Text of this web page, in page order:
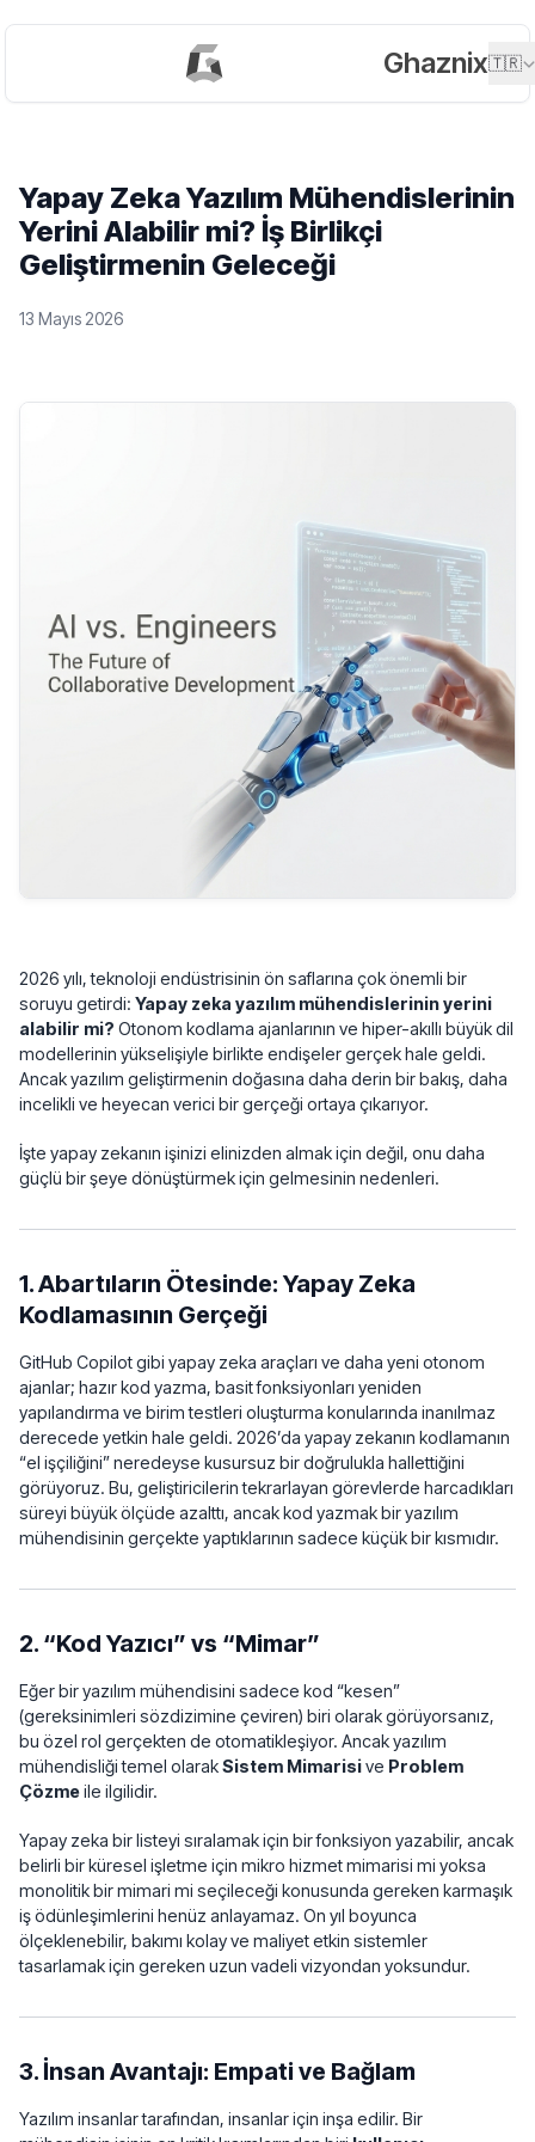
Ghaznix🇹🇷
Yapay Zeka Yazılım Mühendislerinin
Yerini Alabilir mi? İş Birlikçi
Geliştirmenin Geleceği
13 Mayıs 2026
2026 yılı, teknoloji endüstrisinin ön saflarına çok önemli bir
soruyu getirdi: Yapay zeka yazılım mühendislerinin yerini
alabilir mi? Otonom kodlama ajanlarının ve hiper-akıllı büyük dil
modellerinin yükselişiyle birlikte endişeler gerçek hale geldi.
Ancak yazılım geliştirmenin doğasına daha derin bir bakış, daha
incelikli ve heyecan verici bir gerçeği ortaya çıkarıyor.
İşte yapay zekanın işinizi elinizden almak için değil, onu daha
güçlü bir şeye dönüştürmek için gelmesinin nedenleri.
1. Abartıların Ötesinde: Yapay Zeka
Kodlamasının Gerçeği
GitHub Copilot gibi yapay zeka araçları ve daha yeni otonom
ajanlar; hazır kod yazma, basit fonksiyonları yeniden
yapılandırma ve birim testleri oluşturma konularında inanılmaz
derecede yetkin hale geldi. 2026’da yapay zekanın kodlamanın
“el işçiliğini” neredeyse kusursuz bir doğrulukla hallettiğini
görüyoruz. Bu, geliştiricilerin tekrarlayan görevlerde harcadıkları
süreyi büyük ölçüde azalttı, ancak kod yazmak bir yazılım
mühendisinin gerçekte yaptıklarının sadece küçük bir kısmıdır.
2. “Kod Yazıcı” vs “Mimar”
Eğer bir yazılım mühendisini sadece kod “kesen”
(gereksinimleri sözdizimine çeviren) biri olarak görüyorsanız,
bu özel rol gerçekten de otomatikleşiyor. Ancak yazılım
mühendisliği temel olarakSistem Mimarisive Problem
Çözmeile ilgilidir.
Yapay zeka bir listeyi sıralamak için bir fonksiyon yazabilir, ancak
belirli bir küresel işletme için mikro hizmet mimarisi mi yoksa
monolitik bir mimari mi seçileceği konusunda gereken karmaşık
iş ödünleşimlerini henüz anlayamaz. On yıl boyunca
ölçeklenebilir, bakımı kolay ve maliyet etkin sistemler
tasarlamak için gereken uzun vadeli vizyondan yoksundur.
3. İnsan Avantajı: Empati ve Bağlam
Yazılım insanlar tarafından, insanlar için inşa edilir. Bir